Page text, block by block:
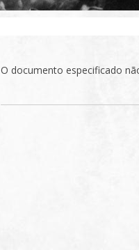
O documento especificado